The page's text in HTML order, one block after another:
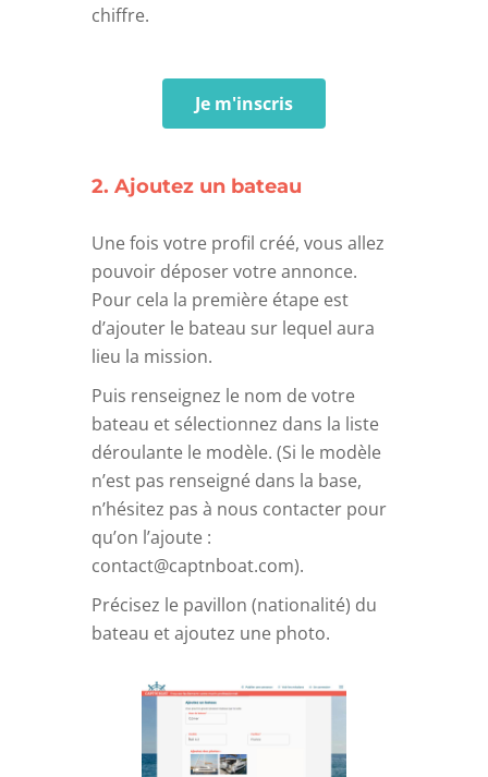
chiffre.
Je m'inscris
2. Ajoutez un bateau
Une fois votre profil créé, vous allez
pouvoir déposer votre annonce.
Pour cela la première étape est
d’ajouter le bateau sur lequel aura
lieu la mission.
Puis renseignez le nom de votre
bateau et sélectionnez dans la liste
déroulante le modèle. (Si le modèle
n’est pas renseigné dans la base,
n’hésitez pas à nous contacter pour
qu’on l’ajoute :
contact@captnboat.com).
Précisez le pavillon (nationalité) du
bateau et ajoutez une photo.